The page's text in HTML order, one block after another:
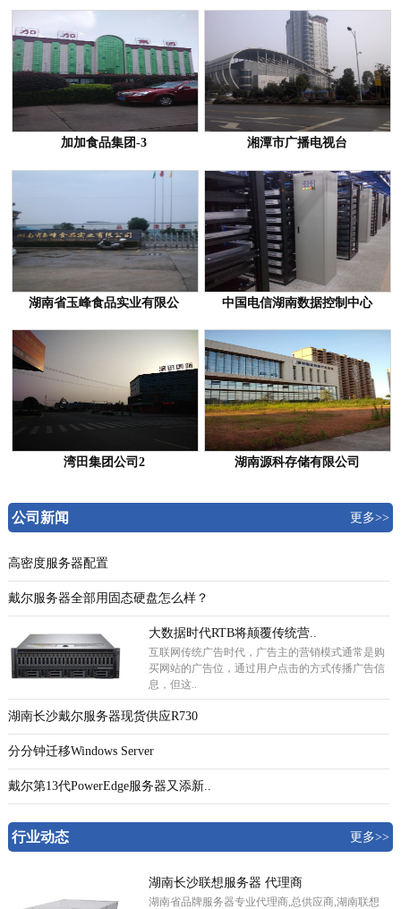
加加食品集团-3 湘潭市广播电视台
湖南省玉峰食品实业有限公 中国电信湖南数据控制中心
湾田集团公司2 湖南源科存储有限公司
公司新闻 更多>>
高密度服务器配置
戴尔服务器全部用固态硬盘怎么样？
大数据时代RTB将颠覆传统营..
互联网传统广告时代，广告主的营销模式通常是购
买网站的广告位，通过用户点击的方式传播广告信
息，但这..
湖南长沙戴尔服务器现货供应R730
分分钟迁移Windows Server
戴尔第13代PowerEdge服务器又添新..
行业动态 更多>>
湖南长沙联想服务器 代理商
湖南省品牌服务器专业代理商,总供应商,湖南联想